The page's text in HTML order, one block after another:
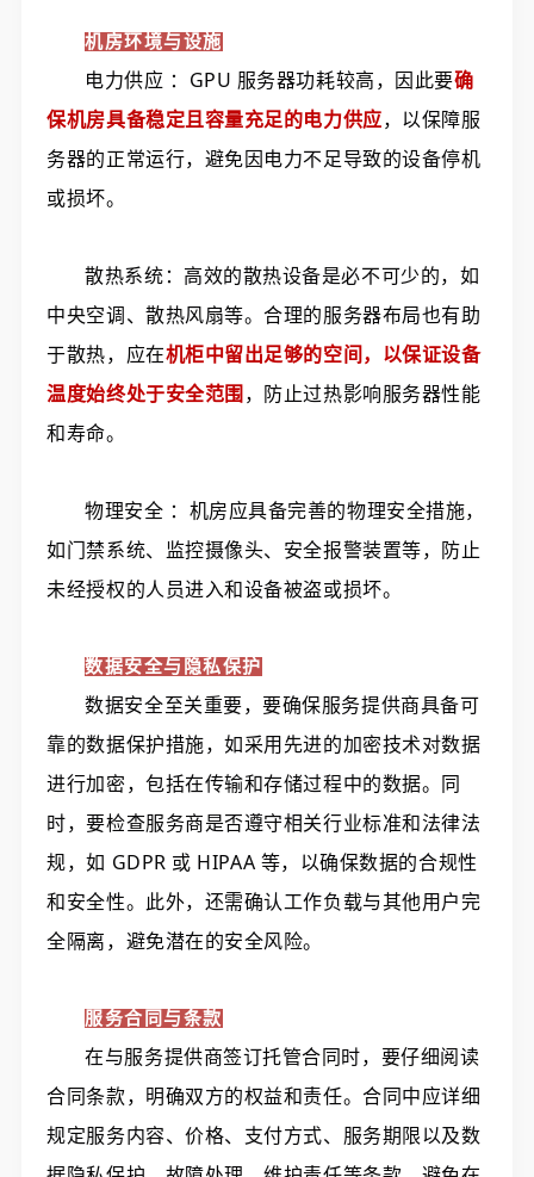
机房环境与设施
电力供应 ：GPU 服务器功耗较高，因此要确
保机房具备稳定且容量充足的电力供应，以保障服
务器的正常运行，避免因电力不足导致的设备停机
或损坏。
散热系统：高效的散热设备是必不可少的，如
中央空调、散热风扇等。合理的服务器布局也有助
于散热，应在机柜中留出足够的空间，以保证设备
温度始终处于安全范围，防止过热影响服务器性能
和寿命。
物理安全 ：机房应具备完善的物理安全措施，
如门禁系统、监控摄像头、安全报警装置等，防止
未经授权的人员进入和设备被盗或损坏。
数据安全与隐私保护
数据安全至关重要，要确保服务提供商具备可
靠的数据保护措施，如采用先进的加密技术对数据
进行加密，包括在传输和存储过程中的数据。同
时，要检查服务商是否遵守相关行业标准和法律法
规，如 GDPR 或 HIPAA 等，以确保数据的合规性
和安全性。此外，还需确认工作负载与其他用户完
全隔离，避免潜在的安全风险。
服务合同与条款
在与服务提供商签订托管合同时，要仔细阅读
合同条款，明确双方的权益和责任。合同中应详细
规定服务内容、价格、支付方式、服务期限以及数